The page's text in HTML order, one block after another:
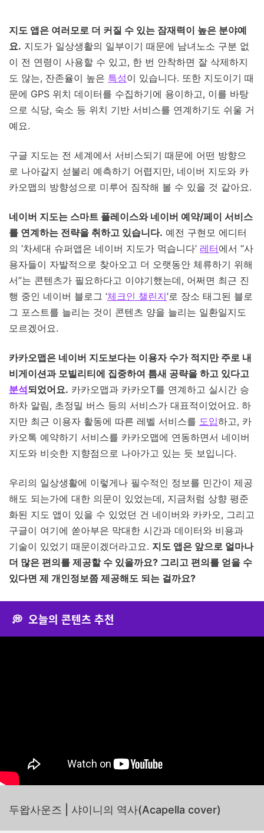
지도 앱은 여러모로 더 커질 수 있는 잠재력이 높은 분야예
요. 지도가 일상생활의 일부이기 때문에 남녀노소 구분 없
이 전 연령이 사용할 수 있고, 한 번 안착하면 잘 삭제하지
도 않는, 잔존율이 높은 특성이 있습니다. 또한 지도이기 때
문에 GPS 위치 데이터를 수집하기에 용이하고, 이를 바탕
으로 식당, 숙소 등 위치 기반 서비스를 연계하기도 쉬울 거
예요.
구글 지도는 전 세계에서 서비스되기 때문에 어떤 방향으
로 나아갈지 섣불리 예측하기 어렵지만, 네이버 지도와 카
카오맵의 방향성으로 미루어 짐작해 볼 수 있을 것 같아요.
네이버 지도는 스마트 플레이스와 네이버 예약/페이 서비스
를 연계하는 전략을 취하고 있습니다. 예전 구현모 에디터
의 ‘차세대 슈퍼앱은 네이버 지도가 먹습니다’ 레터에서 “사
용자들이 자발적으로 찾아오고 더 오랫동안 체류하기 위해
서”는 콘텐츠가 필요하다고 이야기했는데, 어쩌면 최근 진
행 중인 네이버 블로그 ‘체크인 챌린지’로 장소 태그된 블로
그 포스트를 늘리는 것이 콘텐츠 양을 늘리는 일환일지도
모르겠어요.
카카오맵은 네이버 지도보다는 이용자 수가 적지만 주로 내
비게이션과 모빌리티에 집중하여 틈새 공략을 하고 있다고
분석되었어요. 카카오맵과 카카오T를 연계하고 실시간 승
하차 알림, 초정밀 버스 등의 서비스가 대표적이었어요. 하
지만 최근 이용자 활동에 따른 레벨 서비스를 도입하고, 카
카오톡 예약하기 서비스를 카카오맵에 연동하면서 네이버
지도와 비슷한 지향점으로 나아가고 있는 듯 보입니다.
우리의 일상생활에 이렇게나 필수적인 정보를 민간이 제공
해도 되는가에 대한 의문이 있었는데, 지금처럼 상향 평준
화된 지도 앱이 있을 수 있었던 건 네이버와 카카오, 그리고
구글이 여기에 쏟아부은 막대한 시간과 데이터와 비용과
기술이 있었기 때문이겠더라고요. 지도 앱은 앞으로 얼마나
더 많은 편의를 제공할 수 있을까요? 그리고 편의를 얻을 수
있다면 제 개인정보쯤 제공해도 되는 걸까요?
💭 오늘의 콘텐츠 추천
두왑사운즈 | 샤이니의 역사(Acapella cover)